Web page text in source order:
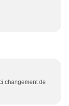
changement de